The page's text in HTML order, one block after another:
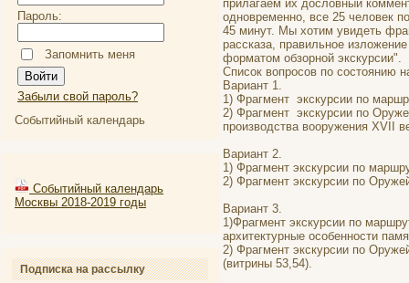
Пароль:
Запомнить меня
Забыли свой пароль?
Событийный календарь
Событийный календарь
Москвы 2018-2019 годы
Подписка на рассылку
прилагаем их дословный
одновременно, все 25 человек
45 минут. Мы хотим увидеть
рассказа, правильное
форматом обзорной экскурсии".
Список вопросов по состоянию
Вариант 1.
1) Фрагмент экскурсии по
2) Фрагмент экскурсии по
производства вооружения XVII
Вариант 2.
1) Фрагмент экскурсии по
2) Фрагмент экскурсии по
Вариант 3.
1)Фрагмент экскурсии по
архитектурные особенности
2) Фрагмент экскурсии по
(витрины 53,54).